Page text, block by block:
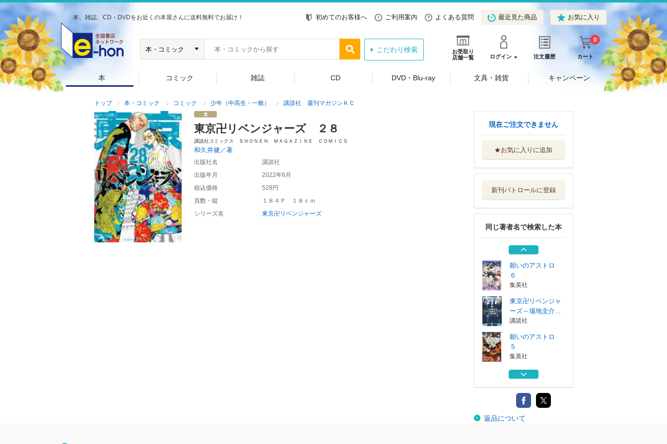
本、雑誌、CD・DVDをお近くの本屋さんに送料無料でお届け！ 初めてのお客様へ ご利用案内 よくある質問 最近見た商品 お気に入り
お受取り
店舗一覧
ログイン 注文履歴 カート
0
こだわり検索
本 コミック 雑誌 CD DVD・Blu-ray 文具・雑貨 キャンペーン
トップ 本・コミック コミック 少年（中高生・一般） 講談社 週刊マガジンＫＣ
東京卍リベンジャーズ ２８
講談社コミックス ＳＨＯＮＥＮ ＭＡＧＡＺＩＮＥ ＣＯＭＩＣＳ
和久井健／著
出版社名
講談社
出版年月
2022年6月
税込価格
528円
頁数・縦
１８４Ｐ １８ｃｍ
シリーズ名
東京卍リベンジャーズ
現在ご注文できません
★お気に入りに追加
新刊パトロールに登録
同じ著者名で検索した本
願いのアストロ
５
願いのアストロ
集英社
願いのアストロ
３
集英社
願いのアストロ
６
集英社
東京卍リベンジャ
ーズ～場地圭介...
講談社
願いのアストロ
５
集英社
願いのアストロ
集英社
願いのアストロ
３
返品について